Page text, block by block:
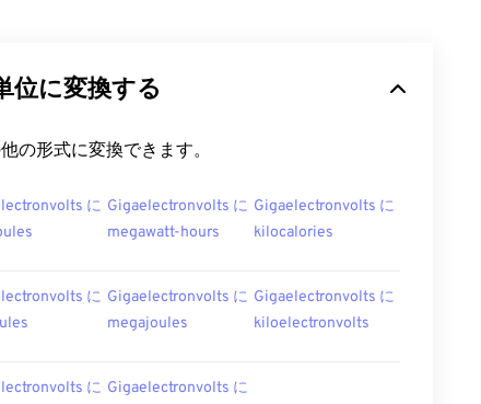
位に変換する
の形式に変換できます。
に Gigaelectronvolts に
megawatt-hours
Gigaelectronvolts に
kilocalories
に Gigaelectronvolts に
megajoules
Gigaelectronvolts に
kiloelectronvolts
に Gigaelectronvolts に